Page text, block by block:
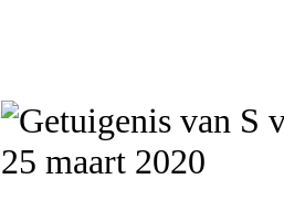
25 maart 2020